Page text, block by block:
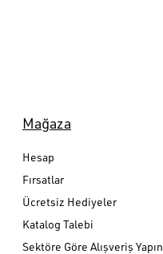
Mağaza
Hesap
Fırsatlar
Ücretsiz Hediyeler
Katalog Talebi
Sektöre Göre Alışveriş Yapın